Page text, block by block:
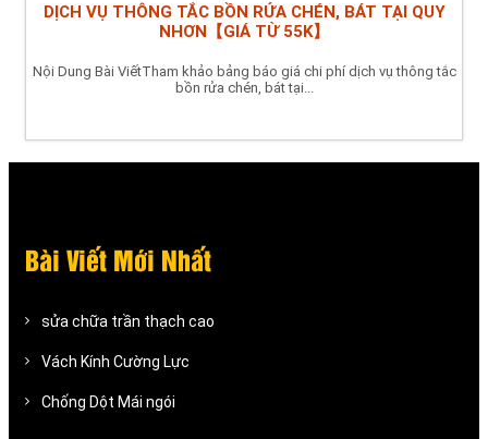
DỊCH VỤ THÔNG TẮC BỒN RỬA CHÉN, BÁT TẠI QUY
NHƠN【GIÁ TỪ 55K】
Nội Dung Bài ViếtTham khảo bảng báo giá chi phí dịch vụ thông tắc
bồn rửa chén, bát tại...
Bài Viết Mới Nhất
sửa chữa trần thạch cao
Vách Kính Cường Lực
Chống Dột Mái ngói